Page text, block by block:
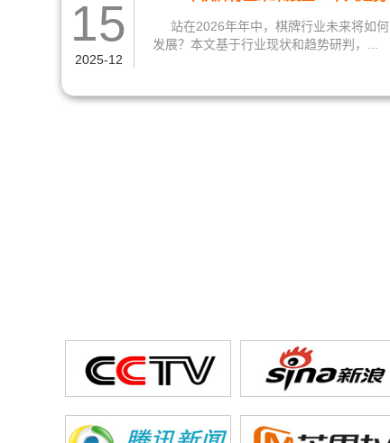
15
2025-12
预测与行业发展方向
站在2026年年中，棋牌行业未来将如何
发展？本文基于行业现状和趋势研判，...